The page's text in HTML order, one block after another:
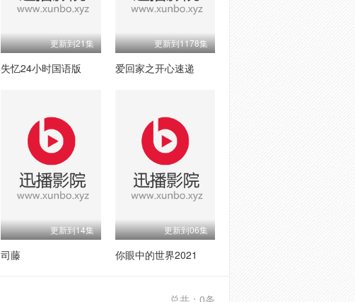
更新到21集
失忆24小时国语版
更新到1178集
爱回家之开心速递
更新到14集
司藤
更新到06集
你眼中的世界2021